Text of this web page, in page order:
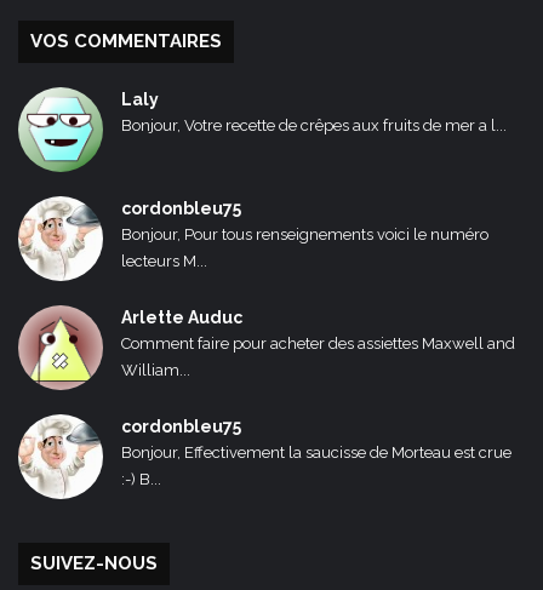
VOS COMMENTAIRES
Laly
Bonjour, Votre recette de crêpes aux fruits de mer a l...
cordonbleu75
Bonjour, Pour tous renseignements voici le numéro
lecteurs M...
Arlette Auduc
Comment faire pour acheter des assiettes Maxwell and
William...
cordonbleu75
Bonjour, Effectivement la saucisse de Morteau est crue
:-) B...
SUIVEZ-NOUS